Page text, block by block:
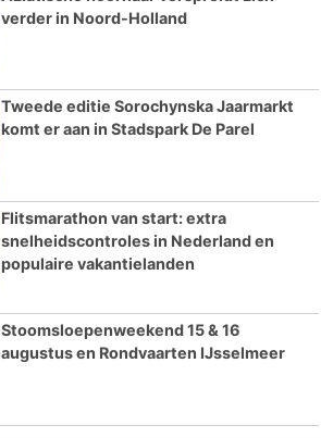
verder in Noord-Holland
Tweede editie Sorochynska Jaarmarkt
komt er aan in Stadspark De Parel
Flitsmarathon van start: extra
snelheidscontroles in Nederland en
populaire vakantielanden
Stoomsloepenweekend 15 & 16
augustus en Rondvaarten IJsselmeer